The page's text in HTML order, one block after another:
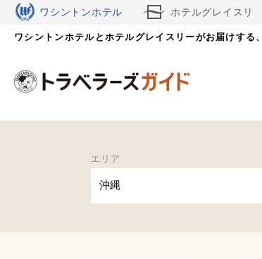
ワシントンホテル ホテルグレイスリ
ー
ワシントンホテルとホテルグレイスリーがお届けする、
エリア
沖縄